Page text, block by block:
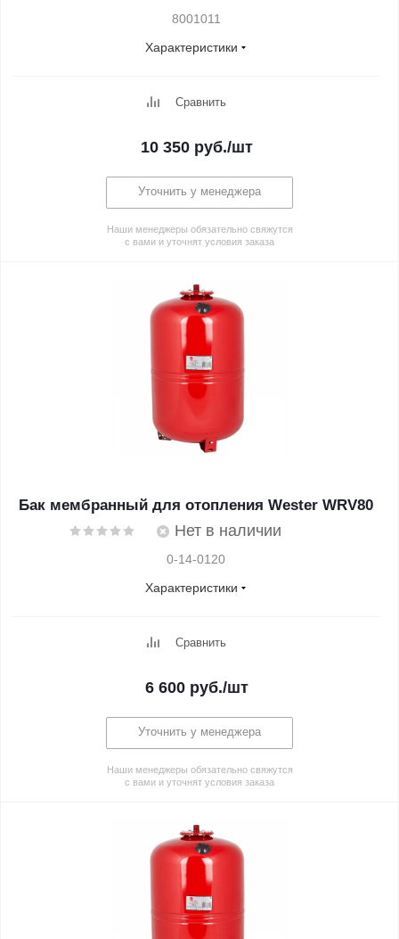
8001011
Характеристики
Сравнить
10 350руб./шт
Уточнить у менеджера
Наши менеджеры обязательно свяжутся
с вами и уточнят условия заказа
Бак мембранный для отопления Wester WRV80
Нет в наличии
0-14-0120
Характеристики
Сравнить
6 600руб./шт
Уточнить у менеджера
Наши менеджеры обязательно свяжутся
с вами и уточнят условия заказа